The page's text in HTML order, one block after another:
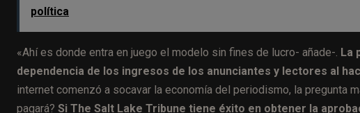
política
«Ahí es donde entra en juego el modelo sin fines de lucro- añade-. La
dependencia de los ingresos de los anunciantes y lectores al
internet comenzó a socavar la economía del periodismo, la pregunta
pagará? Si The Salt Lake Tribune tiene éxito en obtener la